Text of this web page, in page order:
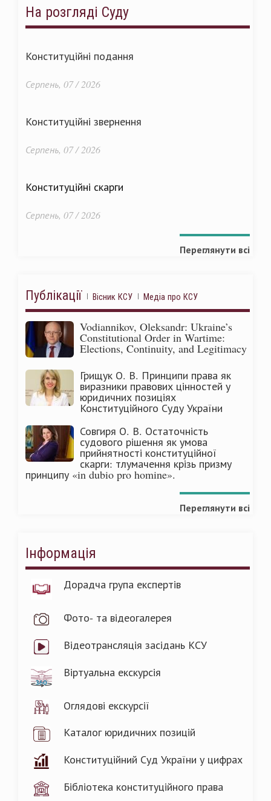
На розгляді Суду
Конституційні подання
Серпень, 07 / 2026
Конституційні звернення
Серпень, 07 / 2026
Конституційні скарги
Серпень, 07 / 2026
Переглянути всі
Публікації Вісник КСУ Медіа про КСУ
Vodiannikov, Oleksandr: Ukraine’s
Constitutional Order in Wartime:
Elections, Continuity, and Legitimacy
Грищук О. В. Принципи права як
виразники правових цінностей у
юридичних позиціях
Конституційного Суду України
Совгиря О. В. Остаточність
судового рішення як умова
прийнятності конституційної
скарги: тлумачення крізь призму
принципу «in dubio pro homine».
Переглянути всі
Інформація
Дорадча група експертів
Фото- та відеогалерея
Відеотрансляція засідань КСУ
Віртуальна екскурсія
Оглядові екскурсії
Каталог юридичних позицій
Конституційний Суд України у цифрах
Бібліотека конституційного права